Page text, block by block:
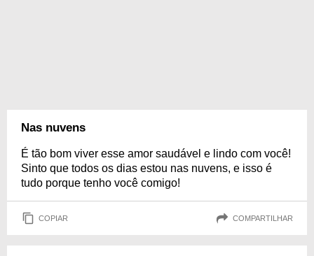
Nas nuvens
É tão bom viver esse amor saudável e lindo com você!
Sinto que todos os dias estou nas nuvens, e isso é
tudo porque tenho você comigo!
COPIAR COMPARTILHAR